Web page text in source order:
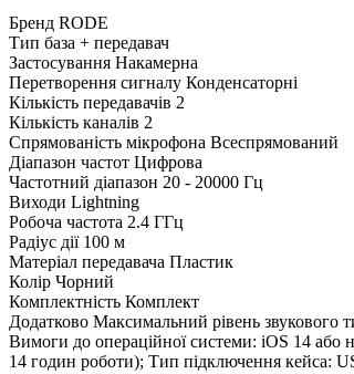
Бренд RODE
Тип база + передавач
Застосування Накамерна
Перетворення сигналу Конденсаторні
Кількість передавачів 2
Кількість каналів 2
Спрямованість мікрофона Всеспрямований
Діапазон частот Цифрова
Частотний діапазон 20 - 20000 Гц
Виходи Lightning
Робоча частота 2.4 ГГц
Радіус дії 100 м
Матеріал передавача Пластик
Колір Чорний
Комплектність Комплект
Додатково Максимальний рівень звукового
Вимоги до операційної системи: iOS 14 або
14 годин роботи); Тип підключення кейса: